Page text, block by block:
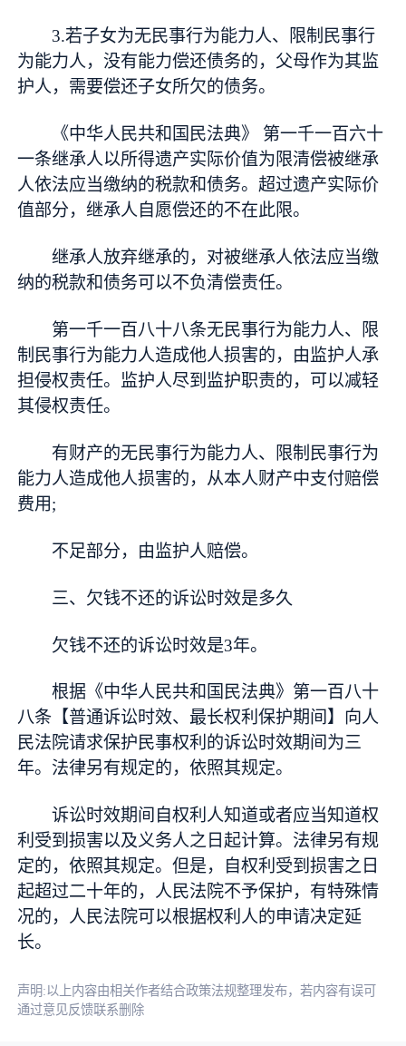
3.若子女为无民事行为能力人、限制民事行
为能力人，没有能力偿还债务的，父母作为其监
护人，需要偿还子女所欠的债务。
《中华人民共和国民法典》 第一千一百六十
一条继承人以所得遗产实际价值为限清偿被继承
人依法应当缴纳的税款和债务。超过遗产实际价
值部分，继承人自愿偿还的不在此限。
继承人放弃继承的，对被继承人依法应当缴
纳的税款和债务可以不负清偿责任。
第一千一百八十八条无民事行为能力人、限
制民事行为能力人造成他人损害的，由监护人承
担侵权责任。监护人尽到监护职责的，可以减轻
其侵权责任。
有财产的无民事行为能力人、限制民事行为
能力人造成他人损害的，从本人财产中支付赔偿
费用;
不足部分，由监护人赔偿。
三、欠钱不还的诉讼时效是多久
欠钱不还的诉讼时效是3年。
根据《中华人民共和国民法典》第一百八十
八条【普通诉讼时效、最长权利保护期间】向人
民法院请求保护民事权利的诉讼时效期间为三
年。法律另有规定的，依照其规定。
诉讼时效期间自权利人知道或者应当知道权
利受到损害以及义务人之日起计算。法律另有规
定的，依照其规定。但是，自权利受到损害之日
起超过二十年的，人民法院不予保护，有特殊情
况的，人民法院可以根据权利人的申请决定延
长。
声明:以上内容由相关作者结合政策法规整理发布，若内容有误可
通过意见反馈联系删除